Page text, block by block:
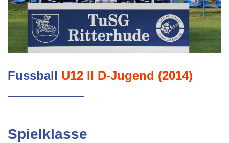
Fussball U12 II D-Jugend (2014)
Spielklasse